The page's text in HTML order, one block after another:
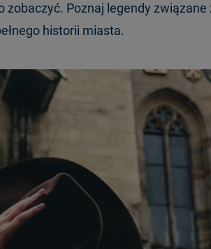
zobaczyć. Poznaj legendy związane
historii miasta.